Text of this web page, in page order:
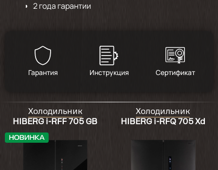
2 года гарантии
Гарантия Инструкция Сертификат
Холодильник
HIBERG i-RFF 705 GB
Холодильник
HIBERG i-RFQ 705 Xd